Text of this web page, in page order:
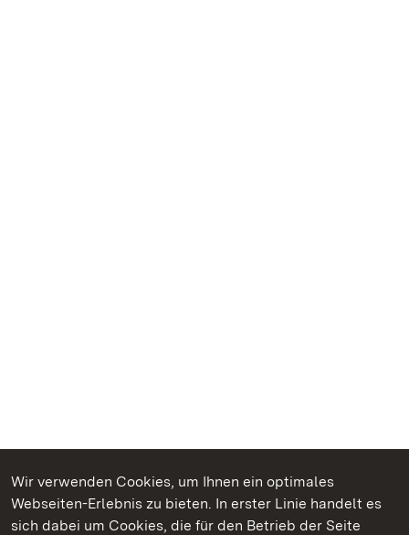
Wir verwenden Cookies, um Ihnen ein optimales
Webseiten-Erlebnis zu bieten. In erster Linie handelt es
sich dabei um Cookies, die für den Betrieb der Seite
Kommen. Staunen. Genießen.